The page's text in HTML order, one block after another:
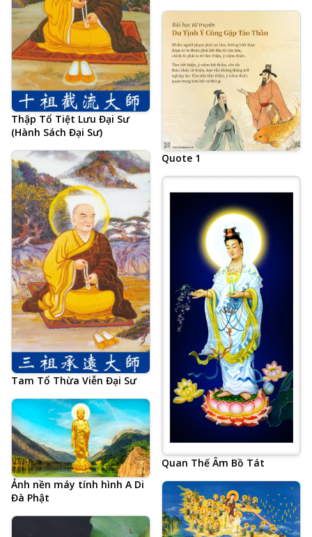
Tịnh Tông Học Hội AMTB,
Phật hiệu viết tiếng Trung
Thập Tổ Tiệt Lưu Đại Sư
(Hành Sách Đại Sư)
Quote 1
Tam Tổ Thừa Viễn Đại Sư
Quan Thế Âm Bồ Tát
Ảnh nền máy tính hình A Di
Đà Phật